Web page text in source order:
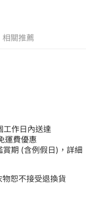
相關推薦
工作日內送達
運費優惠
期 (含例假日)，詳細
恕不接受退換貨